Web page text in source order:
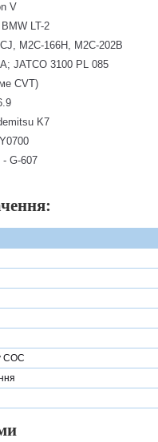
V
LT-2
M2C-166H, M2C-202B
JATCO 3100 PL 085
CVT)
K7
- G-607
COC